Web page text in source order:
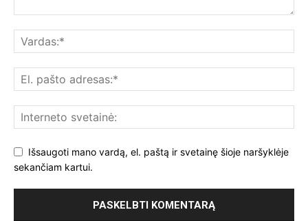
Išsaugoti mano vardą, el. paštą ir svetainę šioje naršyklėje
sekančiam kartui.